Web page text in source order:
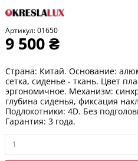
Артикул:01650
9 500 ₴
Страна: Китай. Основание:
сетка, сиденье - ткань. Цвет
эргономичное. Механизм:
глубина сиденья, фиксация
Подлокотники: 4D. Без
Гарантия: 3 года.